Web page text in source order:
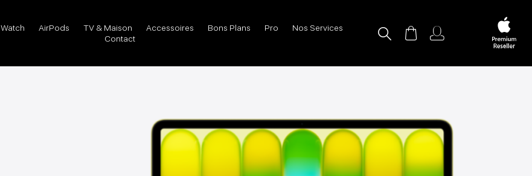
Watch AirPods TV & Maison Accessoires Bons Plans Pro
Nos Services
Contact